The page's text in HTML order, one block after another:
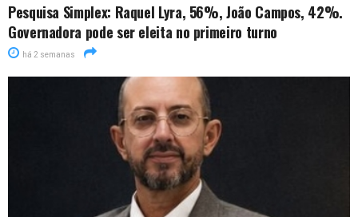
Pesquisa Simplex: Raquel Lyra, 56%, João Campos, 42%.
Governadora pode ser eleita no primeiro turno
há 2 semanas